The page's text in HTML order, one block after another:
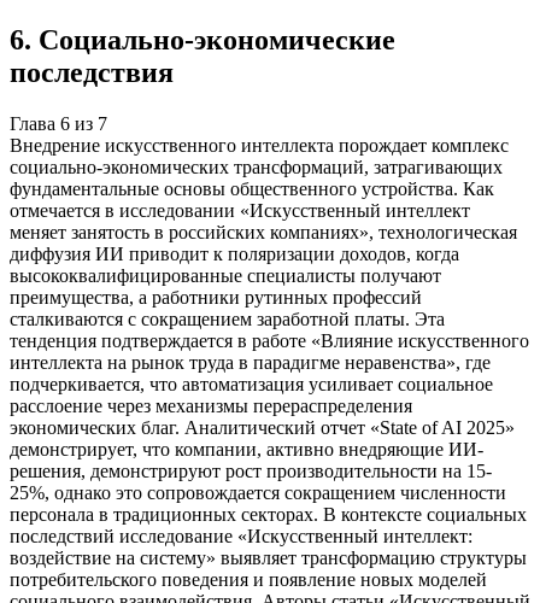
6. Социально-экономические
последствия
Глава 6 из 7
Внедрение искусственного интеллекта порождает комплекс
социально-экономических трансформаций, затрагивающих
фундаментальные основы общественного устройства. Как
отмечается в исследовании «Искусственный интеллект
меняет занятость в российских компаниях», технологическая
диффузия ИИ приводит к поляризации доходов, когда
высококвалифицированные специалисты получают
преимущества, а работники рутинных профессий
сталкиваются с сокращением заработной платы. Эта
тенденция подтверждается в работе «Влияние искусственного
интеллекта на рынок труда в парадигме неравенства», где
подчеркивается, что автоматизация усиливает социальное
расслоение через механизмы перераспределения
экономических благ. Аналитический отчет «State of AI 2025»
демонстрирует, что компании, активно внедряющие ИИ-
решения, демонстрируют рост производительности на 15-
25%, однако это сопровождается сокращением численности
персонала в традиционных секторах. В контексте социальных
последствий исследование «Искусственный интеллект:
воздействие на систему» выявляет трансформацию структуры
потребительского поведения и появление новых моделей